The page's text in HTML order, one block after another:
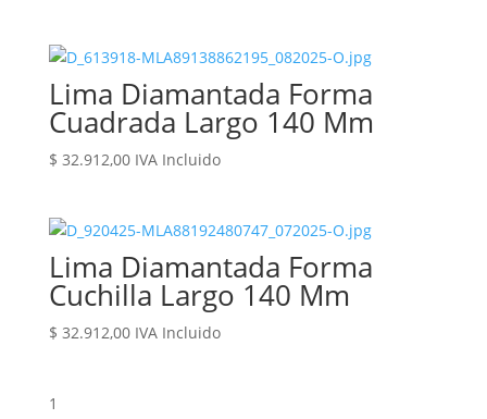
Lima Diamantada Forma
Cuadrada Largo 140 Mm
$ 32.912,00 IVA Incluido
Lima Diamantada Forma
Cuchilla Largo 140 Mm
$ 32.912,00 IVA Incluido
1